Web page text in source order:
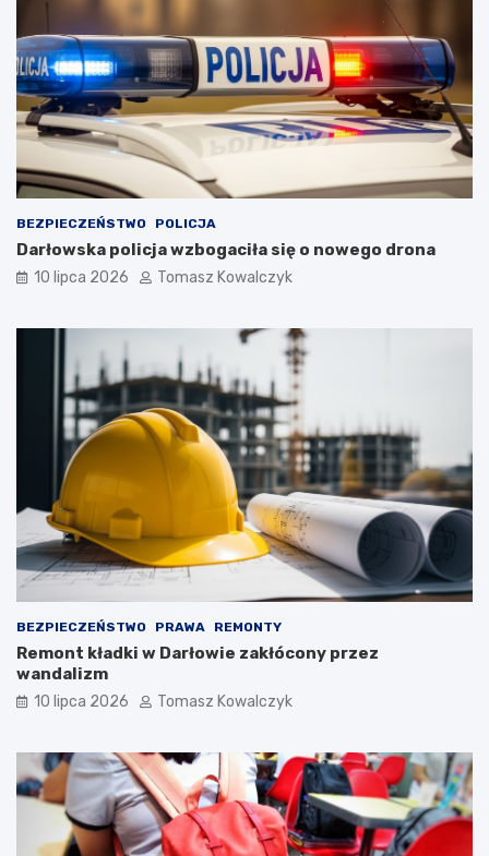
BEZPIECZEŃSTWO POLICJA
Darłowska policja wzbogaciła się o nowego drona
10 lipca 2026 Tomasz Kowalczyk
BEZPIECZEŃSTWO PRAWA REMONTY
Remont kładki w Darłowie zakłócony przez
wandalizm
10 lipca 2026 Tomasz Kowalczyk